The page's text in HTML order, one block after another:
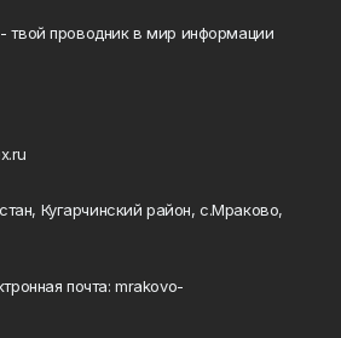
твой проводник в мир информации
Кугарчинский район, с.Мраково,
почта: mrakovo-